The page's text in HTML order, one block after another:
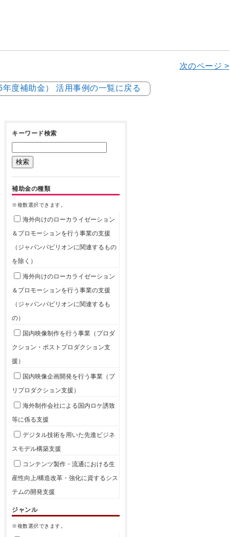
次のページ >
度補助金） 活用事例の一覧に戻る
キーワード検索
補助金の種類
※複数選択できます。
海外向けのローカライゼーション
＆プロモーションを行う事業の支援
（ジャパンパビリオンに関連するもの
を除く）
海外向けのローカライゼーション
＆プロモーションを行う事業の支援
（ジャパンパビリオンに関連するも
の）
国内映像制作を行う事業（プロダ
クション・ポストプロダクション支
援）
国内映像企画開発を行う事業（プ
リプロダクション支援）
海外制作会社による国内ロケ誘致
等に係る支援
デジタル技術を用いた先進ビジネ
スモデル構築支援
コンテンツ製作・流通における生
産性向上/構造改革・強化に資するシス
テムの開発支援
ジャンル
※複数選択できます。